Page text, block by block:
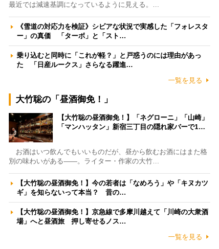
最近では減速基調になっているように見える。…
《雪道の対応力を検証》シビアな状況で実感した「フォレスタ
ー」の真価 「ターボ」と「スト…
乗り込むと同時に「これが軽？」と戸惑うのには理由があっ
た 「日産ルークス」さらなる躍進…
一覧を見る
大竹聡の「昼酒御免！」
【大竹聡の昼酒御免！】「ネグローニ」「山崎」
「マンハッタン」新宿三丁目の隠れ家バーで1…
お酒はいつ飲んでもいいものだが、昼から飲むお酒にはまた格
別の味わいがある――。ライター・作家の大竹…
【大竹聡の昼酒御免！】今の若者は「なめろう」や「キヌカツ
ギ」を知らないって本当？ 昔の…
【大竹聡の昼酒御免！】京急線で多摩川越えて「川崎の大衆酒
場」へと昼酒旅 押し寄せるノス…
一覧を見る